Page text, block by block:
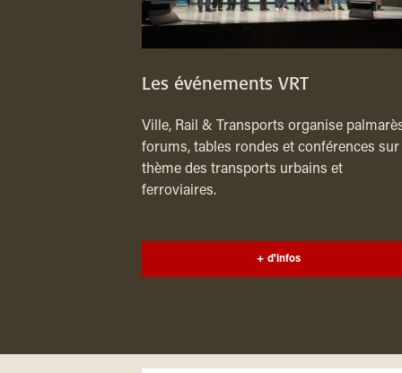
Les événements VRT
Ville, Rail & Transports organise
forums, tables rondes et conférences sur
thème des transports urbains et
ferroviaires.
+ d'infos